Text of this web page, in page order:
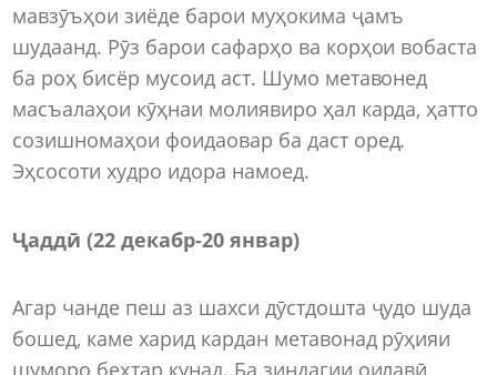
мавзӯъҳои зиёде барои муҳокима ҷамъ
шудаанд. Рӯз барои сафарҳо ва корҳои вобаста
ба роҳ бисёр мусоид аст. Шумо метавонед
масъалаҳои кӯҳнаи молиявиро ҳал карда, ҳатто
созишномаҳои фоидаовар ба даст оред.
Эҳсосоти худро идора намоед.
Ҷаддӣ (22 декабр-20 январ)
Агар чанде пеш аз шахси дӯстдошта ҷудо шуда
бошед, каме харид кардан метавонад рӯҳияи